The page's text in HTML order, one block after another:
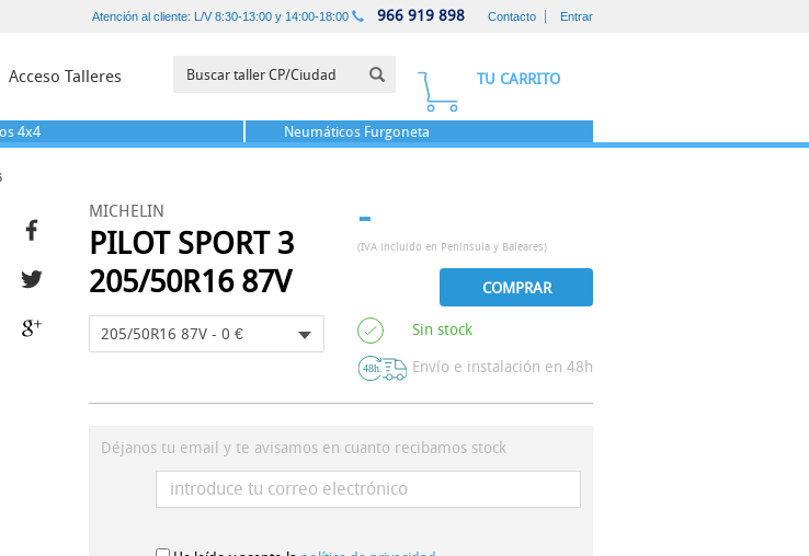
Atención al cliente: L/V 8:30-13:00 y 14:00-18:00 966 919 898 Contacto Entrar
Acceso Talleres TU CARRITO
4x4 Neumáticos Furgoneta
MICHELIN
PILOT SPORT 3
205/50R16 87V
205/50R16 87V - 0 €
-
(IVA incluído en Península y Baleares)
COMPRAR
Sin stock
Envío e instalación en 48h
Déjanos tu email y te avisamos en cuanto recibamos stock